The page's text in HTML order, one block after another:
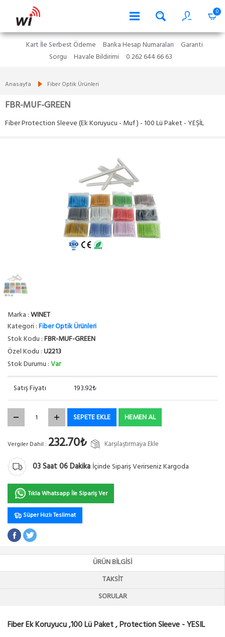
0
Kart İle Serbest Ödeme Banka Hesap Numaraları
Garanti
Sorgu
Havale Bildirimi 0 262 644 66 63
Anasayfa Fiber Optik Ürünleri
FBR-MUF-GREEN
Fiber Protection Sleeve (Ek Koruyucu - Muf ) - 100 Lü Paket - YEŞİL
Marka :WINET
Kategori :Fiber Optik Ürünleri
Stok Kodu :FBR-MUF-GREEN
Özel Kodu :U2213
Stok Durumu :Var
Satış Fiyatı 193.92₺
SEPETE EKLE HEMEN AL
Vergiler Dahil : 232.70₺ Karşılaştırmaya Ekle
03Saat06Dakika İçinde Sipariş Verirseniz Kargoda
Tıkla Whatsapp İle Sipariş Ver
Süper Hızlı Teslimat
ÜRÜN BILGISI
TAKSIT
SORULAR
Fiber Ek Koruyucu ,100 Lü Paket , Protection Sleeve - YESIL